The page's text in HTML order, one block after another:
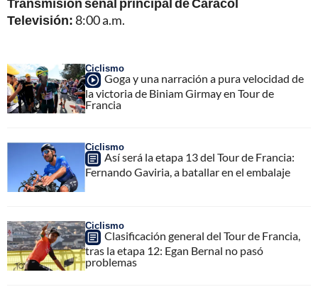
Televisión:8:00 a.m.
Ciclismo
Goga y una narración a pura velocidad de
la victoria de Biniam Girmay en Tour de
Francia
Ciclismo
Así será la etapa 13 del Tour de Francia:
Fernando Gaviria, a batallar en el embalaje
Ciclismo
Clasificación general del Tour de Francia,
tras la etapa 12: Egan Bernal no pasó
problemas